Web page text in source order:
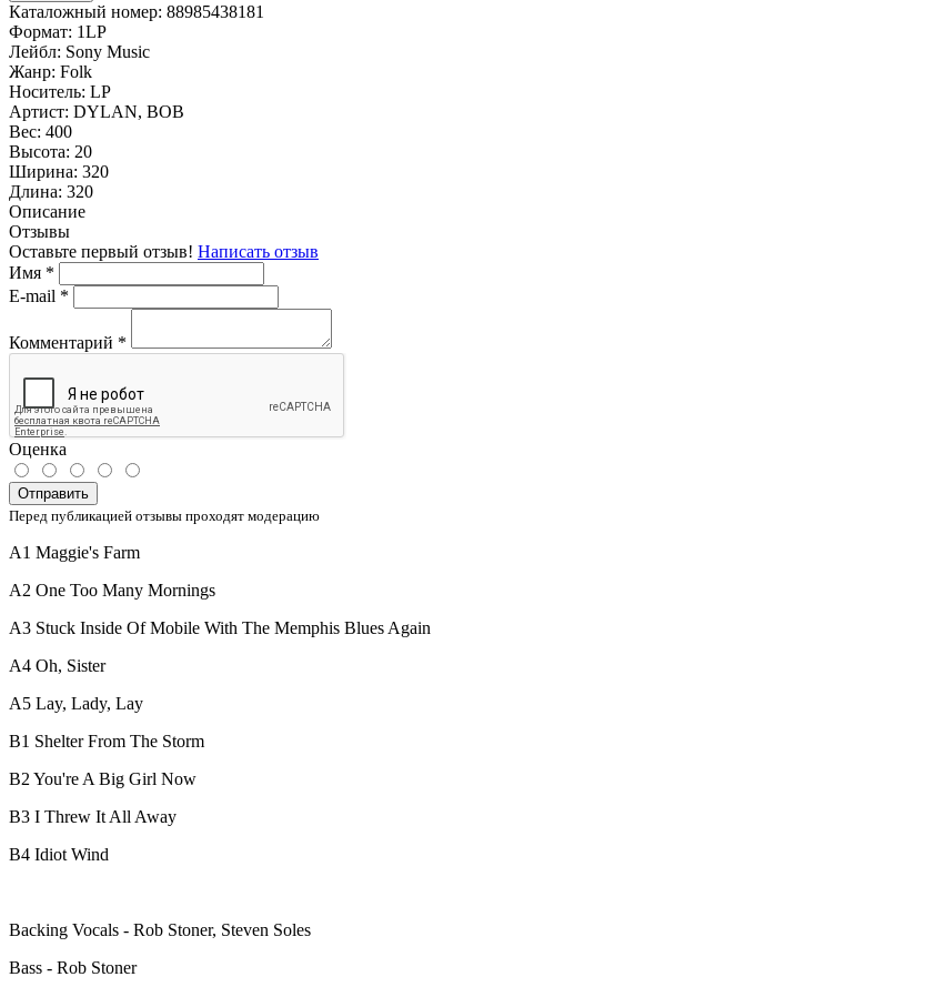
Каталожный номер: 88985438181
Формат: 1LP
Лейбл: Sony Music
Жанр: Folk
Носитель: LP
Артист: DYLAN, BOB
Вес: 400
Высота: 20
Ширина: 320
Длина: 320
Описание
Отзывы
Оставьте первый отзыв! Написать отзыв
Имя *
E-mail *
Комментарий *
Оценка
Отправить
Перед публикацией отзывы проходят модерацию
A1 Maggie's Farm
A2 One Too Many Mornings
A3 Stuck Inside Of Mobile With The Memphis Blues Again
A4 Oh, Sister
A5 Lay, Lady, Lay
B1 Shelter From The Storm
B2 You're A Big Girl Now
B3 I Threw It All Away
B4 Idiot Wind
Backing Vocals - Rob Stoner, Steven Soles
Bass - Rob Stoner